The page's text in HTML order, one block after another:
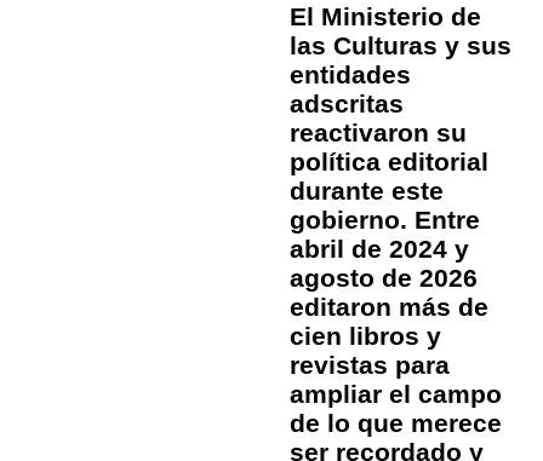
El Ministerio de
las Culturas y sus
entidades
adscritas
reactivaron su
política editorial
durante este
gobierno. Entre
abril de 2024 y
agosto de 2026
editaron más de
cien libros y
revistas para
ampliar el campo
de lo que merece
ser recordado y